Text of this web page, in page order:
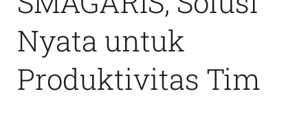
Nyata untuk
Produktivitas Tim